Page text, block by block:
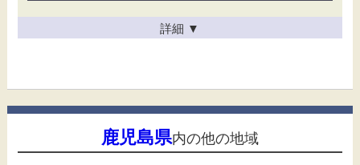
詳細 ▼
鹿児島県内の他の地域